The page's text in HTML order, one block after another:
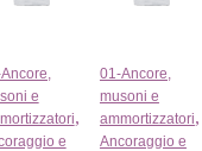
e
,
e
01-Ancore,
musoni e
ammortizzatori
Ancoraggio e